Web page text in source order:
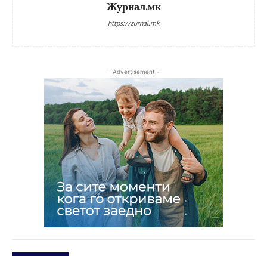
Журнал.мк
https://zurnal.mk
- Advertisement -